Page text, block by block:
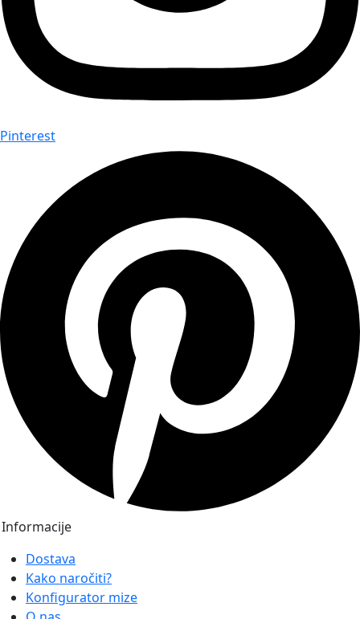
Pinterest
Informacije
Dostava
Kako naročiti?
Konfigurator mize